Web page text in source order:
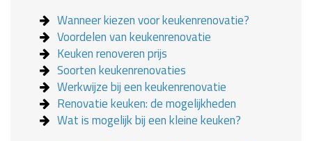
Wanneer kiezen voor keukenrenovatie?
Voordelen van keukenrenovatie
Keuken renoveren prijs
Soorten keukenrenovaties
Werkwijze bij een keukenrenovatie
Renovatie keuken: de mogelijkheden
Wat is mogelijk bij een kleine keuken?